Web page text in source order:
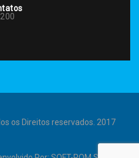
os Direitos reservados. 2017